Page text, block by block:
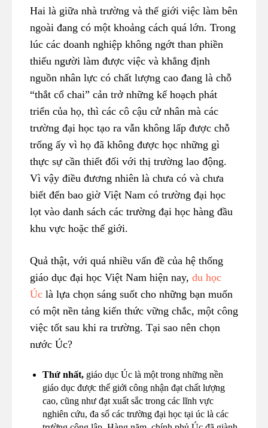
Hai là giữa nhà trường và thế giới việc làm bên
ngoài đang có một khoảng cách quá lớn. Trong
lúc các doanh nghiệp không ngớt than phiền
thiếu người làm được việc và khẳng định
nguồn nhân lực có chất lượng cao đang là chỗ
“thắt cổ chai” cản trở những kế hoạch phát
triển của họ, thì các cô cậu cử nhân mà các
trường đại học tạo ra vẫn không lấp được chỗ
trống ấy vì họ đã không được học những gì
thực sự cần thiết đối với thị trường lao động.
Vì vậy điều đương nhiên là chưa có và chưa
biết đến bao giờ Việt Nam có trường đại học
lọt vào danh sách các trường đại học hàng đầu
khu vực hoặc thế giới.
Quả thật, với quá nhiều vấn đề của hệ thống
giáo dục đại học Việt Nam hiện nay, du học
Úc là lựa chọn sáng suốt cho những bạn muốn
có một nền tảng kiến thức vững chắc, một công
việc tốt sau khi ra trường. Tại sao nên chọn
nước Úc?
Thứ nhất, giáo dục Úc là một trong những nền
giáo dục được thế giới công nhận đạt chất lượng
cao, cũng như đạt xuất sắc trong các lĩnh vực
nghiên cứu, đa số các trường đại học tại úc là các